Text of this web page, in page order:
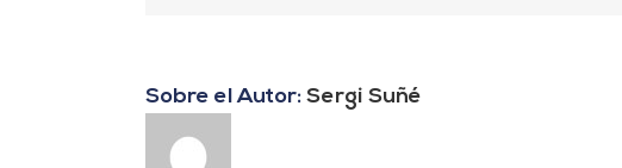
Sobre el Autor: Sergi Suñé